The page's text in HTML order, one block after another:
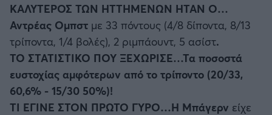
ΚΑΛΥΤΕΡΟΣ ΤΩΝ ΗΤΤΗΜΕΝΩΝ ΗΤΑΝ Ο…
Αντρέας Ομπστ με 33 πόντους (4/8 δίποντα, 8/13
τρίποντα, 1/4 βολές), 2 ριμπάουντ, 5 ασίστ.
ΤΟ ΣΤΑΤΙΣΤΙΚΟ ΠΟΥ ΞΕΧΩΡΙΣΕ…Τα ποσοστά
ευστοχίας αμφότερων από το τρίποντο (20/33,
60,6% - 15/30 50%)!
ΤΙ ΕΓΙΝΕ ΣΤΟΝ ΠΡΩΤΟ ΓΥΡΟ…Η Μπάγερν είχε